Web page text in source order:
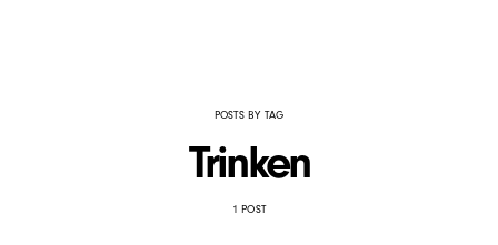
POSTS BY TAG
Trinken
1 POST